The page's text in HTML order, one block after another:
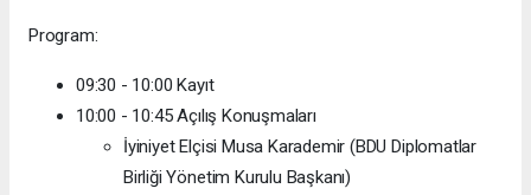
Program:
09:30 - 10:00 Kayıt
10:00 - 10:45 Açılış Konuşmaları
İyiniyet Elçisi Musa Karademir (BDU Diplomatlar
Birliği Yönetim Kurulu Başkanı)